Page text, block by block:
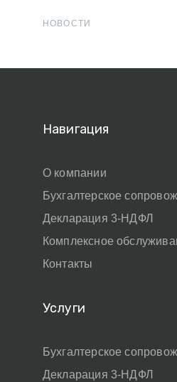
НОВОСТИ
Навигация
О компании
Бухгалтерское
Декларация 3-НДФЛ
Комплексное
Контакты
Услуги
Бухгалтерское
Декларация 3-НДФЛ